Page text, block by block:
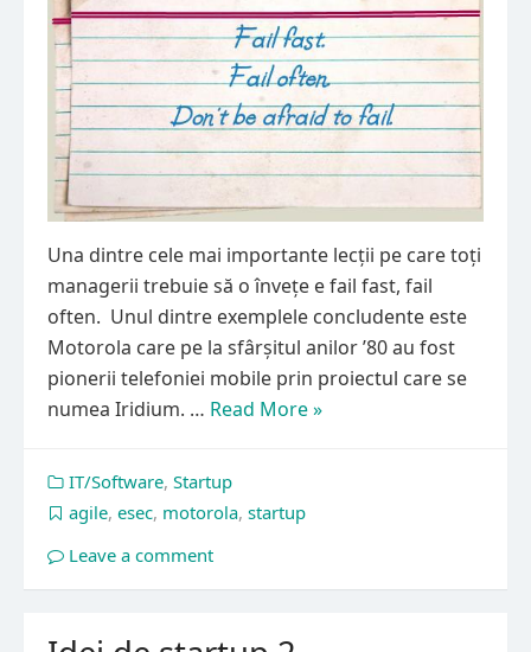
Una dintre cele mai importante lecții pe care toți
managerii trebuie să o învețe e fail fast, fail
often. Unul dintre exemplele concludente este
Motorola care pe la sfârșitul anilor ’80 au fost
pionerii telefoniei mobile prin proiectul care se
numea Iridium. … Read More »
IT/Software, Startup
agile, esec, motorola, startup
Leave a comment